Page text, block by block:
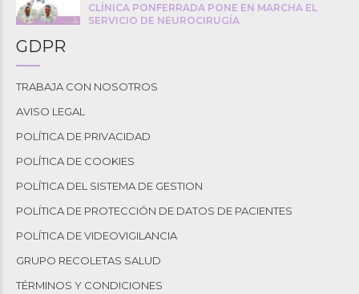
CLÍNICA PONFERRADA PONE EN MARCHA EL
SERVICIO DE NEUROCIRUGÍA
GDPR
TRABAJA CON NOSOTROS
AVISO LEGAL
POLÍTICA DE PRIVACIDAD
POLÍTICA DE COOKIES
POLÍTICA DEL SISTEMA DE GESTION
POLÍTICA DE PROTECCIÓN DE DATOS DE PACIENTES
POLÍTICA DE VIDEOVIGILANCIA
GRUPO RECOLETAS SALUD
TÉRMINOS Y CONDICIONES